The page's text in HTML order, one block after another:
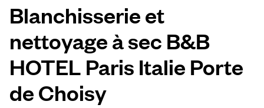
Prix et services
À propos de nous
Blanchisserie et
nettoyage à sec B&B
HOTEL Paris Italie Porte
de Choisy